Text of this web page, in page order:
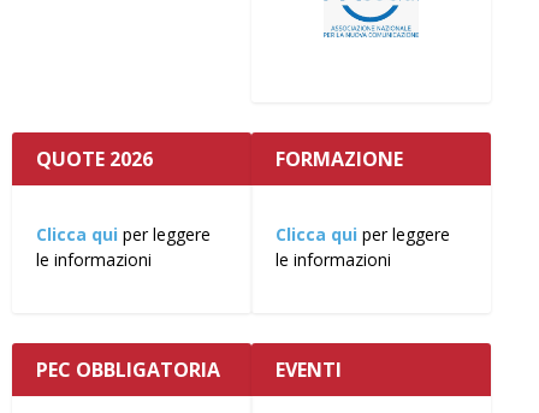
QUOTE 2026
Clicca qui per leggere
le informazioni
FORMAZIONE
Clicca qui per leggere
le informazioni
PEC OBBLIGATORIA EVENTI